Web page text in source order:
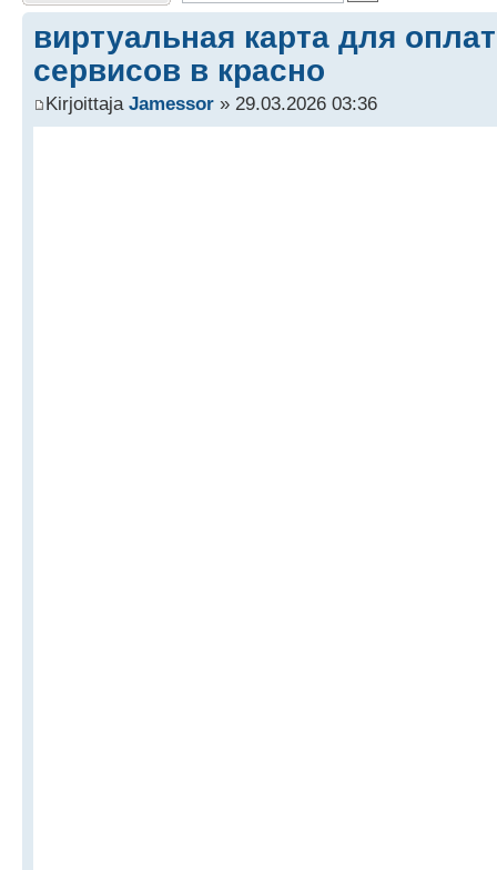
виртуальная карта для
сервисов в красно
Kirjoittaja Jamessor » 29.03.2026 03:36